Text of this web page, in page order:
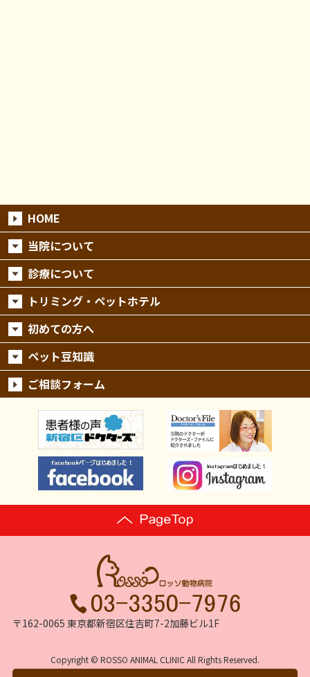
HOME
当院について
診療について
トリミング・ペットホテル
初めての方へ
ペット豆知識
ご相談フォーム
〒162-0065 東京都新宿区住吉町7-2加藤ビル1F
Copyright © ROSSO ANIMAL CLINIC All Rights Reserved.